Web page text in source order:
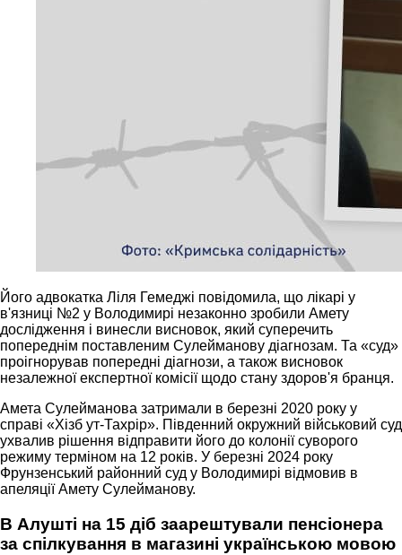
Його адвокатка Ліля Гемеджі повідомила, що лікарі у
в'язниці №2 у Володимирі незаконно зробили Амету
дослідження і винесли висновок, який суперечить
попереднім поставленим Сулейманову діагнозам. Та «суд»
проігнорував попередні діагнози, а також висновок
незалежної експертної комісії щодо стану здоров'я бранця.
Амета Сулейманова затримали в березні 2020 року у
справі «Хізб ут-Тахрір». Південний окружний військовий суд
ухвалив рішення відправити його до колонії суворого
режиму терміном на 12 років. У березні 2024 року
Фрунзенський районний суд у Володимирі відмовив в
апеляції Амету Сулейманову.
В Алушті на 15 діб заарештували пенсіонера
за спілкування в магазині українською мовою